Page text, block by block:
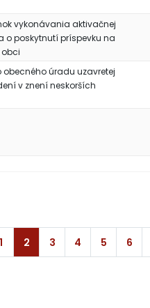
vykonávania aktivačnej
o poskytnutí príspevku na
obecného úradu uzavretej
v znení neskorších
1 2 3 4 5 6